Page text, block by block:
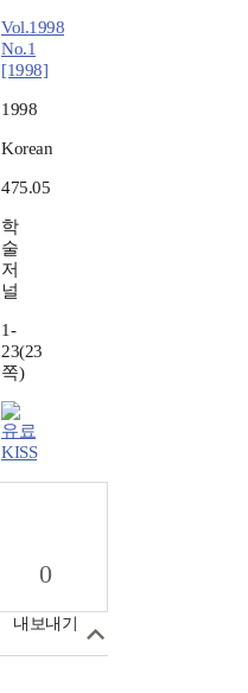
Vol.1998
No.1
[1998]
1998
Korean
475.05
학
술
저
널
1-
23(23
쪽)
KISS
0
내보내기